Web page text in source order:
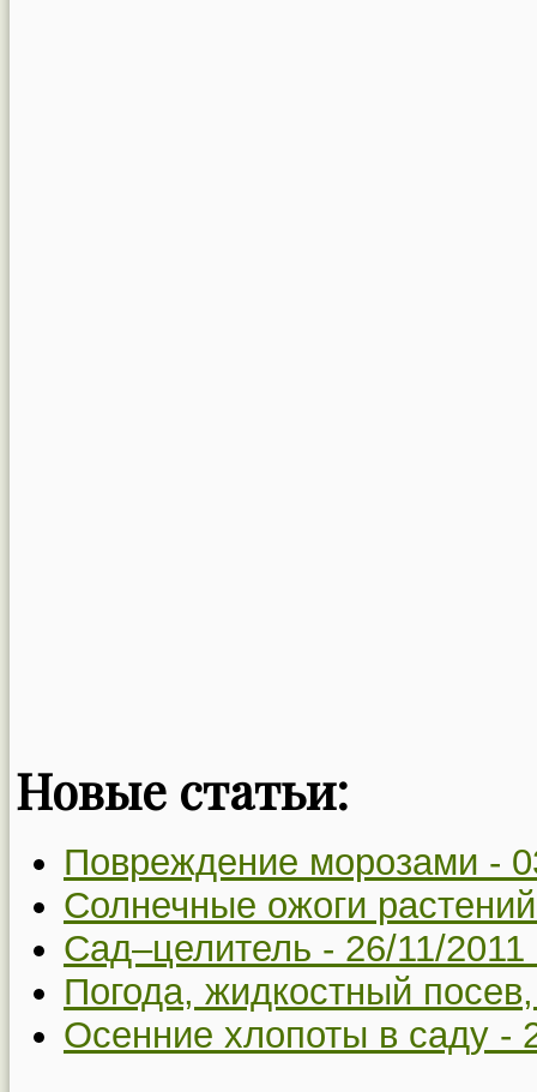
Новые статьи:
Повреждение морозами -
Солнечные ожоги
Сад–целитель - 26/11/2011
Погода, жидкостный
Осенние хлопоты в саду -